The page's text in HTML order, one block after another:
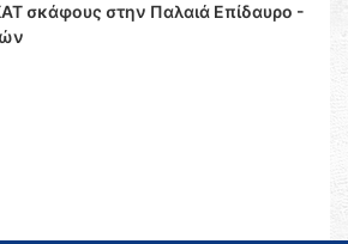
σκάφους στην Παλαιά Επίδαυρο -